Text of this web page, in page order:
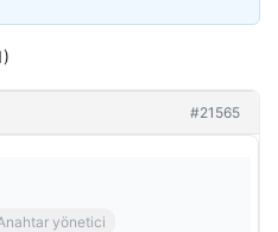
#21565
yönetici